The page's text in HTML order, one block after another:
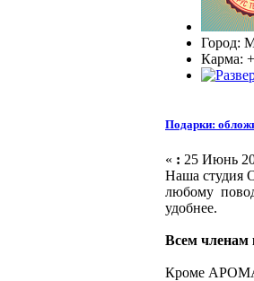
Город:
Карма:
Подарки:
« : 25 Июнь
Наша студия
любому
удобнее.
Всем членам
Кроме